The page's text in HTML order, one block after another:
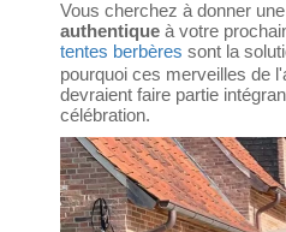
Vous cherchez à donner une
authentique à votre
tentes berbères sont la
pourquoi ces merveilles de
devraient faire partie
célébration.